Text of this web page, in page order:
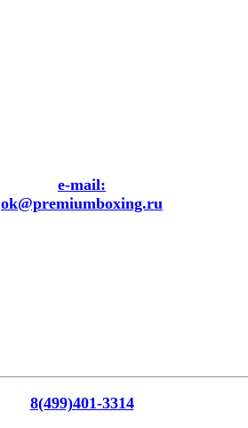
e-mail:
ok@premiumboxing.ru
8(499)401-3314